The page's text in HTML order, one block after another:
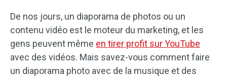
De nos jours, un diaporama de photos ou un
contenu vidéo est le moteur du marketing, et les
gens peuvent même en tirer profit sur YouTube
avec des vidéos. Mais savez-vous comment faire
un diaporama photo avec de la musique et des